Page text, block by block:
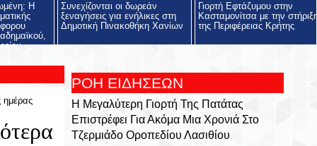
Η
Συνεχίζονται οι δωρεάν
ξεναγήσεις για ενήλικες στη
Δημοτική Πινακοθήκη Χανίων
Γιορτή Εφτάζυμου στην
Κασταμονίτσα με την
της Περιφέρειας Κρήτης
ημέρας
ΡΟΗ ΕΙΔΗΣΕΩΝ
Η Μεγαλύτερη Γιορτή Της Πατάτας
Επιστρέφει Για Ακόμα Μια Χρονιά Στο
Τζερμιάδο Οροπεδίου Λασιθίου